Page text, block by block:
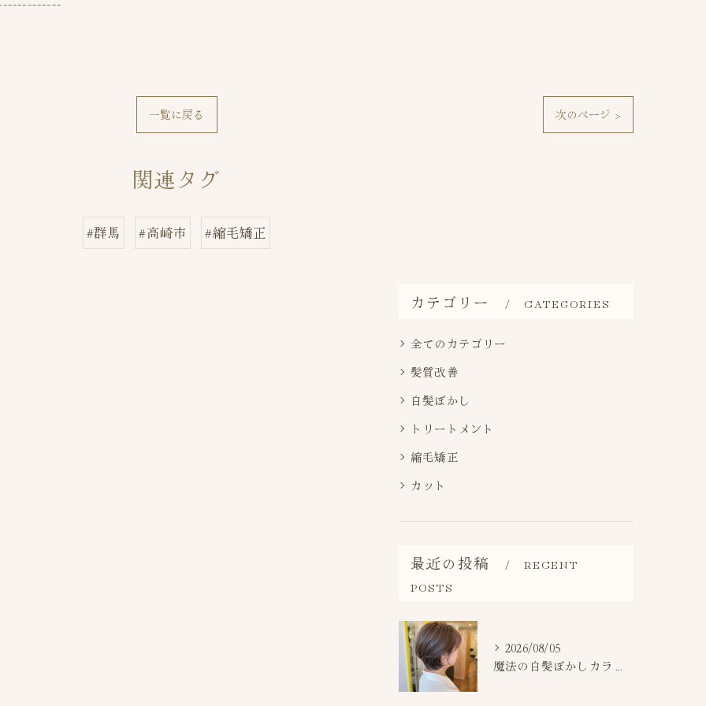
一覧に戻る 次のページ >
関連タグ
#群馬 #高崎市 #縮毛矯正
カテゴリー CATEGORIES
全てのカテゴリー
髪質改善
白髪ぼかし
トリートメント
縮毛矯正
カット
最近の投稿
RECENT
POSTS
2026/08/05
魔法の白髪ぼかしカラー施術事例